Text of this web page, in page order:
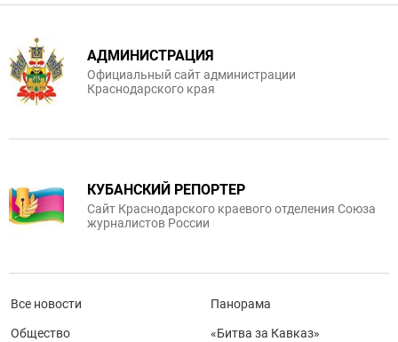
АДМИНИСТРАЦИЯ
Официальный сайт администрации
Краснодарского края
КУБАНСКИЙ РЕПОРТЕР
Сайт Краснодарского краевого отделения Союза
журналистов России
Все новости
Общество
Панорама
«Битва за Кавказ»